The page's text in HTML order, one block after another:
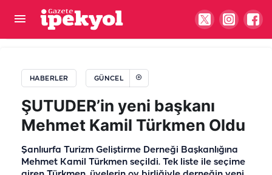
HABERLER GÜNCEL
ŞUTUDER’in yeni başkanı
Mehmet Kamil Türkmen Oldu
Şanlıurfa Turizm Geliştirme Derneği Başkanlığına
Mehmet Kamil Türkmen seçildi. Tek liste ile seçime
Başkan Bucak müjdeyi verdi! Temeli atıldı